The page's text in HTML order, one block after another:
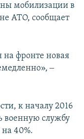
мобилизации в
АТО, сообщает
на фронте новая
‒
к началу 2016
военную службу
на 40%.